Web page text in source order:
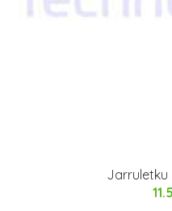
Jarruletku